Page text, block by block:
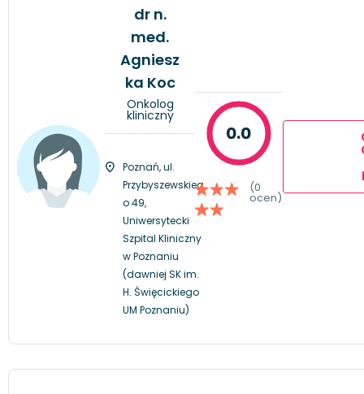
dr n.
med.
Agniesz
ka Koc
Onkolog
kliniczny
Poznań, ul.
Przybyszewskieg
o 49,
Uniwersytecki
Szpital Kliniczny
w Poznaniu
(dawniej SK im.
H. Święcickiego
UM Poznaniu)
0.0
(0
ocen)